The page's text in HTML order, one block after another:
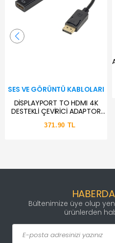
SES VE GÖRÜNTÜ KABLOLARI
DİSPLAYPORT TO HDMI 4K
DESTEKLİ ÇEVİRİCİ ADAPTOR
371.90 TL
Bültenimize üye olup
ürünlerden